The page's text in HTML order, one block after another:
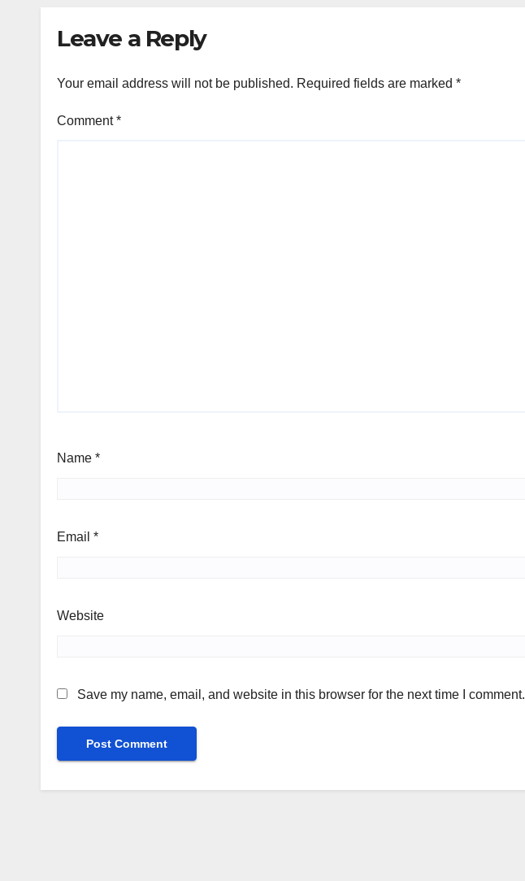
Leave a Reply
Your email address will not be published. Required fields are marked *
Comment*
Name *
Email *
Website
Save my name, email, and website in this browser for the next time I comment.